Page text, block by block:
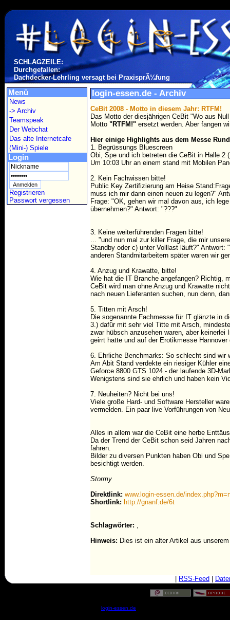
SCHLAGZEILE:
Durchgefallen:
Dachdecker-Lehrling versagt bei PraxisprÃ¼fung
Menü
News
-> Archiv
Teamspeak
Der Webchat
Das alte Internetcafe
(Mini-) Spiele
Login
Registrieren
Passwort vergessen
login-essen.de - Archiv
CeBit 2008 - Motto in diesem Jahr: RTFM!
Das Motto der diesjährigen CeBit "Wo aus
Motto "RTFM!" ersetzt werden. Aber fangen
Hier einige Highlights aus dem Messe
1. Begrüssungs Bluescreen
Obi, Spe und ich betreten die CeBit in Halle 2
Um 10:03 Uhr an einem stand mit Mobilen
2. Kein Fachwissen bitte!
Public Key Zertifizierung am Heise
muss ich mir dann einen neuen zu legen?"
Frage: "OK, gehen wir mal davon aus, ich
übernehmen?" Antwort: "???"
3. Keine weiterführenden Fragen bitte!
... "und nun mal zur killer Frage, die mir
Standby oder c) unter Volllast läuft?"
anderen Standmitarbeitern später waren wir
4. Anzug und Krawatte, bitte!
Wie hat die IT Branche angefangen? Richtig,
CeBit wird man ohne Anzug und Krawatte
nach neuen Lieferanten suchen, nun denn,
5. Titten mit Arsch!
Die sogenannte Fachmesse für IT glänzte in
3.) dafür mit sehr viel Titte mit Arsch,
zwar hübsch anzusehen waren, aber
geirrt hatte und auf der Erotikmesse Hannover
6. Ehrliche Benchmarks: So schlecht sind wir
Am Abit Stand verdekte ein riesiger Kühler
Geforce 8800 GTS 1024 - der laufende 3D-
Wenigstens sind sie ehrlich und haben kein
7. Neuheiten? Nicht bei uns!
Viele große Hard- und Software Hersteller
vermelden. Ein paar live Vorführungen von
Alles in allem war die CeBit eine herbe
Da der Trend der CeBit schon seid Jahren
fahren.
Bilder zu diversen Punkten haben Obi und
besichtigt werden.
Stormy
Direktlink: www.login-essen.de/
Shortlink: http://gnanf.de/6t
Schlagwörter: ,
Hinweis: Dies ist ein alter Artikel aus unserem
RSS-Feed
login-essen.de